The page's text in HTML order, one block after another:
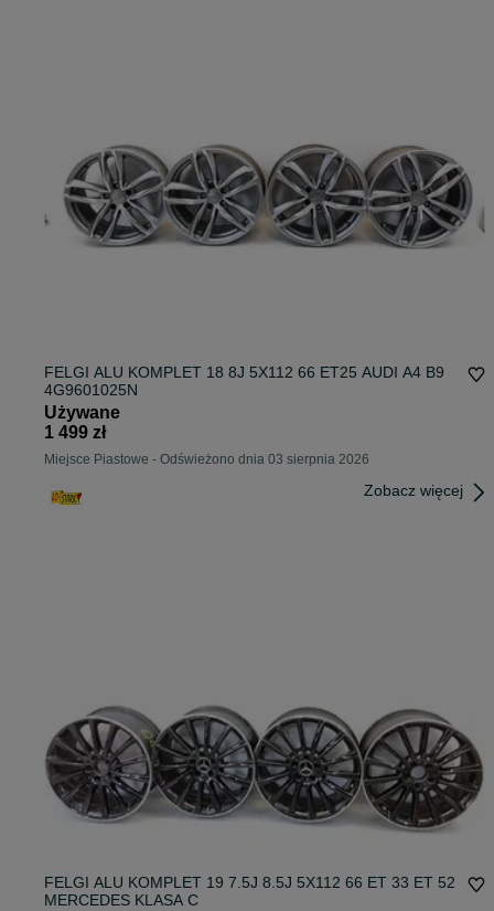
FELGI ALU KOMPLET 18 8J 5X112 66 ET25 AUDI A4 B9
4G9601025N
Używane
1 499 zł
Miejsce Piastowe - Odświeżono dnia 03 sierpnia 2026
Zobacz więcej
FELGI ALU KOMPLET 19 7.5J 8.5J 5X112 66 ET 33 ET 52
MERCEDES KLASA C